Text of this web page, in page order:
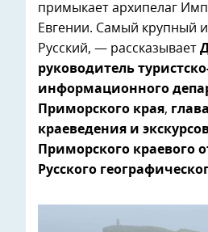
примыкает архипелаг
Евгении. Самый крупный
Русский, — рассказывает
руководитель
информационного
Приморского края,
краеведения и
Приморского краевого
Русского